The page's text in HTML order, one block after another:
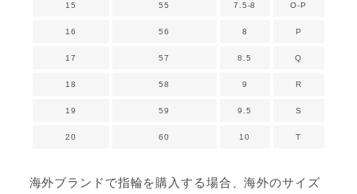
15 55 7.5-8 O-P
16 56 8 P
17 57 8.5 Q
18 58 9 R
19 59 9.5 S
20 60 10 T
海外ブランドで指輪を購入する場合、海外のサイズ